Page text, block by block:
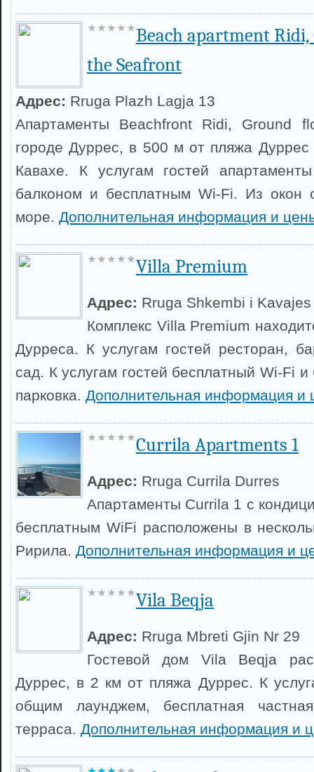
Beach apartment
the Seafront
Адрес: Rruga Plazh Lagja 13
Апартаменты Beachfront Ridi, Ground
городе Дуррес, в 500 м от пляжа
Кавахе. К услугам гостей
балконом и бесплатным Wi-Fi. Из окон
море. Дополнительная информация и
Villa Premium
Адрес: Rruga Shkembi i Kavajes
Комплекс Villa Premium
Дурреса. К услугам гостей ресторан,
сад. К услугам гостей бесплатный Wi-Fi и
парковка. Дополнительная информация и
Currila Apartments 1
Адрес: Rruga Currila Durres
Апартаменты Currila 1 с
бесплатным WiFi расположены в
Ририла. Дополнительная информация и
Vila Beqja
Адрес: Rruga Mbreti Gjin Nr 29
Гостевой дом Vila Beqja
Дуррес, в 2 км от пляжа Дуррес. К
общим лаунджем, бесплатная
терраса. Дополнительная информация и